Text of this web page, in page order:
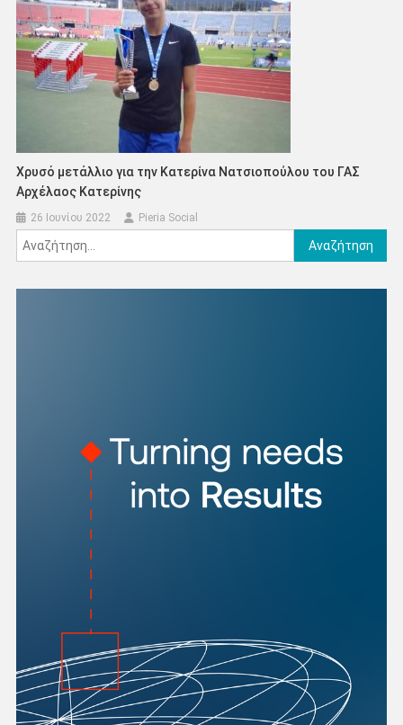
Χρυσό μετάλλιο για την Κατερίνα Νατσιοπούλου του ΓΑΣ
Αρχέλαος Κατερίνης
26 Ιουνίου 2022 Pieria Social
Αναζήτηση
για: